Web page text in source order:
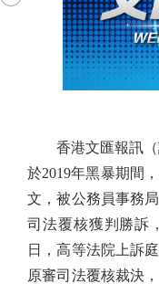
香港文匯報訊（
於2019年黑暴期間
文，被公務員事務
司法覆核獲判勝訴
日，高等法院上訴
原審司法覆核裁決